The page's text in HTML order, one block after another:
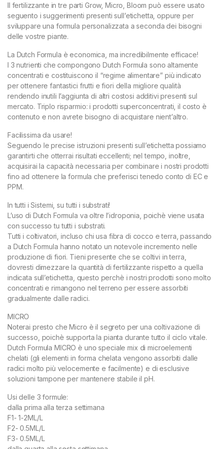
Il fertilizzante in tre parti Grow, Micro, Bloom può essere usato
seguento i suggerimenti presenti sull’etichetta, oppure per
sviluppare una formula personalizzata a seconda dei bisogni
delle vostre piante.
La Dutch Formula è economica, ma incredibilmente efficace!
I 3 nutrienti che compongono Dutch Formula sono altamente
concentrati e costituiscono il “regime alimentare” più indicato
per ottenere fantastici frutti e fiori della migliore qualità
rendendo inutili l’aggiunta di altri costosi additivi presenti sul
mercato. Triplo risparmio: i prodotti superconcentrati, il costo è
contenuto e non avrete bisogno di acquistare nient’altro.
Facilissima da usare!
Seguendo le precise istruzioni presenti sull’etichetta possiamo
garantirti che otterrai risultati eccellenti; nel tempo, inoltre,
acquisirai la capacità necessaria per combinare i nostri prodotti
fino ad ottenere la formula che preferisci tenedo conto di EC e
PPM.
In tutti i Sistemi, su tutti i substrati!
L’uso di Dutch Formula va oltre l’idroponia, poichè viene usata
con successo tu tutti i substrati.
Tutti i coltivatori, incluso chi usa fibra di cocco e terra, passando
a Dutch Formula hanno notato un notevole incremento nelle
produzione di fiori. Tieni presente che se coltivi in terra,
dovresti dimezzare la quantità di fertilizzante rispetto a quella
indicata sull’etichetta, questo perchè i nostri prodotti sono molto
concentrati e rimangono nel terreno per essere assorbiti
gradualmente dalle radici.
MICRO
Noterai presto che Micro è il segreto per una coltivazione di
successo, poichè supporta la pianta durante tutto il ciclo vitale.
Dutch Formula MICRO è uno speciale mix di microelementi
chelati (gli elementi in forma chelata vengono assorbiti dalle
radici molto più velocemente e facilmente) e di esclusive
soluzioni tampone per mantenere stabile il pH.
Usi delle 3 formule:
dalla prima alla terza settimana
F1- 1-2ML/L
F2- 0.5ML/L
F3- 0.5ML/L